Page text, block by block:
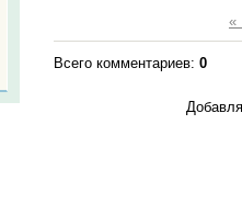
«
Всего комментариев:0